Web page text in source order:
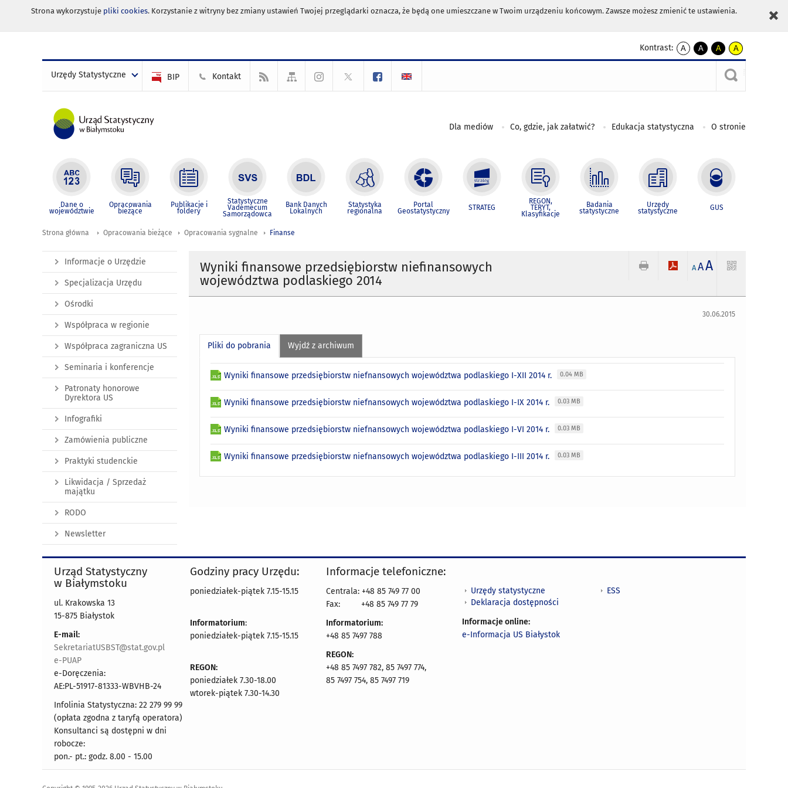
Strona wykorzystuje pliki cookies. Korzystanie z witryny bez zmiany ustawień Twojej przeglądarki oznacza, że będą one umieszczane w Twoim urządzeniu końcowym. Zawsze możesz zmienić te ustawienia.
Kontrast:
A
kontrast
A
kontrast
czarnym
A
kontrast
żółty
tekst
czarnym
A
kontrast
czarny
tekst
żółtym
Urzędy Statystyczne BIP Kontakt
Dla mediów Co, gdzie, jak załatwić? Edukacja statystyczna O stronie
Dane o
województwie
Opracowania
bieżące
Publikacje i
foldery
Statystyczne
Vademecum
Samorządowca
Bank Danych
Lokalnych
Statystyka
regionalna
Portal
Geostatystyczny STRATEG
REGON,
TERYT,
Klasyfikacje
Badania
statystyczne
Urzędy
statystyczne GUS
Strona główna Opracowania bieżące Opracowania sygnalne Finanse
Wyniki finansowe przedsiębiorstw niefinansowych
województwa podlaskiego 2014
A AA
30.06.2015
Pliki do pobrania Wyjdź z archiwum
Wyniki finansowe przedsiębiorstw niefnansowych województwa podlaskiego I-XII 2014 r. 0.04 MB
Wyniki finansowe przedsiębiorstw niefnansowych województwa podlaskiego I-IX 2014 r. 0.03 MB
Wyniki finansowe przedsiębiorstw niefnansowych województwa podlaskiego I-VI 2014 r. 0.03 MB
Wyniki finansowe przedsiębiorstw niefnansowych województwa podlaskiego I-III 2014 r. 0.03 MB
Informacje o Urzędzie
Specjalizacja Urzędu
Ośrodki
Współpraca w regionie
Współpraca zagraniczna US
Seminaria i konferencje
Patronaty honorowe
Dyrektora US
Infografiki
Zamówienia publiczne
Praktyki studenckie
Likwidacja / Sprzedaż
majątku
RODO
Newsletter
Urząd Statystyczny
w Białymstoku
ul. Krakowska 13
15-875 Białystok
E-mail:
SekretariatUSBST@stat.gov.pl
e-PUAP
e-Doręczenia:
AE:PL-51917-81333-WBVHB-24
Infolinia Statystyczna: 22 279 99 99
(opłata zgodna z taryfą operatora)
Konsultanci są dostępni w dni
robocze:
pon.- pt.: godz. 8.00 - 15.00
Godziny pracy Urzędu:
poniedziałek-piątek 7.15-15.15
Informatorium:
poniedziałek-piątek 7.15-15.15
REGON:
poniedziałek 7.30-18.00
wtorek-piątek 7.30-14.30
Informacje telefoniczne:
Centrala: +48 85 749 77 00
Fax:
+48 85 749 77 79
Informatorium:
+48 85 7497 788
REGON:
+48 85 7497 782, 85 7497 774,
85 7497 754, 85 7497 719
Urzędy statystyczne
Deklaracja dostępności
Informacje online:
e-Informacja US Białystok
ESS